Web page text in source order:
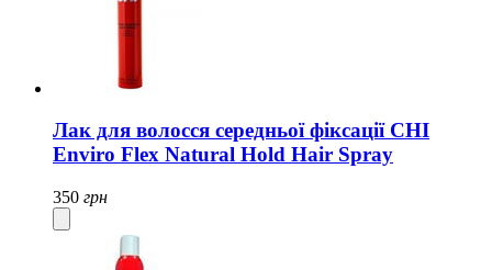
Лак для волосся середньої фіксації CHI
Enviro Flex Natural Hold Hair Spray
350 грн